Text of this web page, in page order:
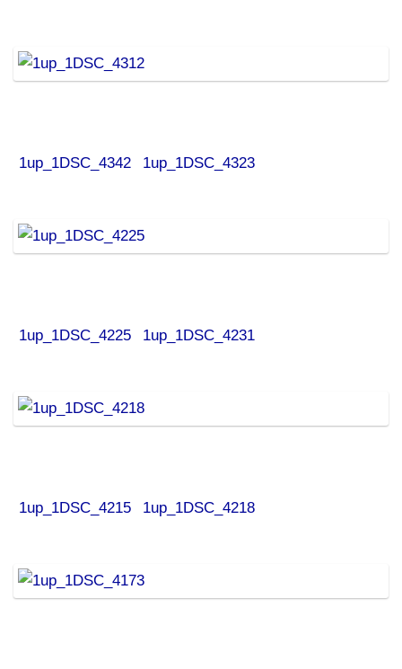
1up_1DSC_4342 1up_1DSC_4323
1up_1DSC_4225 1up_1DSC_4231
1up_1DSC_4215 1up_1DSC_4218